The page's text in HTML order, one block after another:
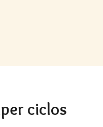
ciclos